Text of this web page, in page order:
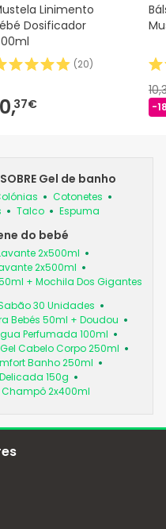
Linimento
Dosificador
(20)
37€ -
Gel de banho
Cotonetes
Talco Espuma
do bebé
2x500ml
2x500ml
+ Mochila Dos Gigantes
30 Unidades
Bebés 50ml + Doudou
Perfumada 100ml
Cabelo Corpo 250ml
Banho 250ml
150g
2x400ml